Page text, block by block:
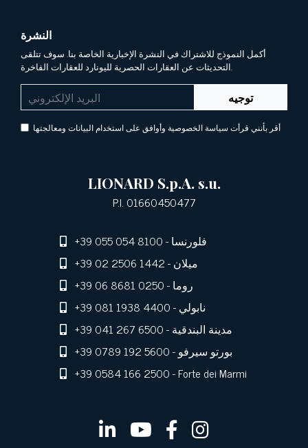
النشرة
أكمل النموذج للاشتراك في النشرة الإخبارية الخاصة بنا. سوف تتلقى
التحديثات عن العقارات الحصرية لليونارد للعقارات الفاخرة.
توجيه
أقر بأنني قرأت سياسة الخصوصية وأوافق على استخدام البيانات ومعالجتها
LIONARD S.p.A. s.u.
P.I. 01660450477
+39 055 054 8100 - فلورنسا
+39 02 2506 1442 - ميلان
+39 06 8681 0250 - روما
+39 081 1938 4400 - نابولي
+39 041 267 6500 - مدينة البندقية
+39 0789 192 5600 - بورتو سيرفو
+39 0584 166 2500- Forte dei Marmi